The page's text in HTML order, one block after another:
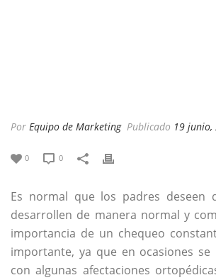
Por Equipo de Marketing Publicado 19 junio,
0 0
Es normal que los padres deseen
desarrollen de manera normal y
importancia de un chequeo
importante, ya que en ocasiones se
con algunas afectaciones